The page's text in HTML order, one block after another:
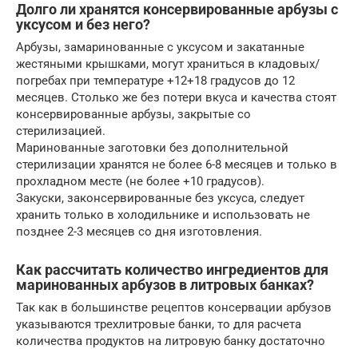
Долго ли хранятся консервированные арбузы с
уксусом и без него?
Арбузы, замаринованные с уксусом и закатанные
жестяными крышками, могут храниться в кладовых/
погребах при температуре +12+18 градусов до 12
месяцев. Столько же без потери вкуса и качества стоят
консервированные арбузы, закрытые со
стерилизацией.
Маринованные заготовки без дополнительной
стерилизации хранятся не более 6-8 месяцев и только в
прохладном месте (не более +10 градусов).
Закуски, законсервированные без уксуса, следует
хранить только в холодильнике и использовать не
позднее 2-3 месяцев со дня изготовления.
Как рассчитать количество ингредиентов для
маринованных арбузов в литровых банках?
Так как в большинстве рецептов консервации арбузов
указываются трехлитровые банки, то для расчета
количества продуктов на литровую банку достаточно